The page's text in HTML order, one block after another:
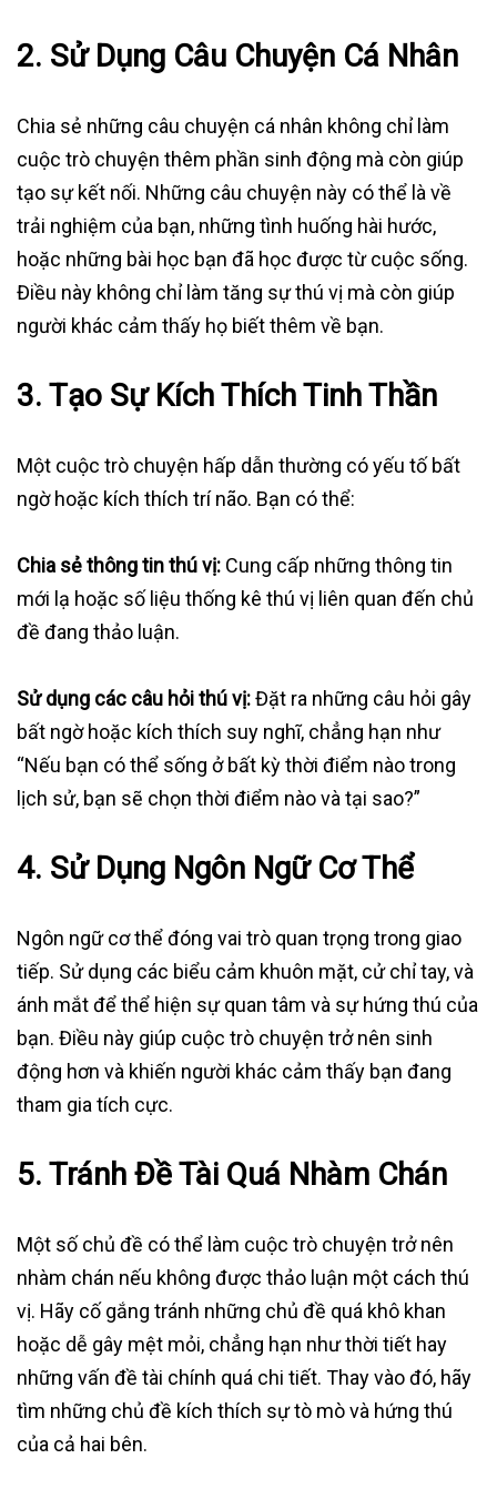
2. Sử Dụng Câu Chuyện Cá Nhân
Chia sẻ những câu chuyện cá nhân không chỉ làm
cuộc trò chuyện thêm phần sinh động mà còn giúp
tạo sự kết nối. Những câu chuyện này có thể là về
trải nghiệm của bạn, những tình huống hài hước,
hoặc những bài học bạn đã học được từ cuộc sống.
Điều này không chỉ làm tăng sự thú vị mà còn giúp
người khác cảm thấy họ biết thêm về bạn.
3. Tạo Sự Kích Thích Tinh Thần
Một cuộc trò chuyện hấp dẫn thường có yếu tố bất
ngờ hoặc kích thích trí não. Bạn có thể:
Chia sẻ thông tin thú vị: Cung cấp những thông tin
mới lạ hoặc số liệu thống kê thú vị liên quan đến chủ
đề đang thảo luận.
Sử dụng các câu hỏi thú vị:Đặt ra những câu hỏi gây
bất ngờ hoặc kích thích suy nghĩ, chẳng hạn như
“Nếu bạn có thể sống ở bất kỳ thời điểm nào trong
lịch sử, bạn sẽ chọn thời điểm nào và tại sao?”
4. Sử Dụng Ngôn Ngữ Cơ Thể
Ngôn ngữ cơ thể đóng vai trò quan trọng trong giao
tiếp. Sử dụng các biểu cảm khuôn mặt, cử chỉ tay, và
ánh mắt để thể hiện sự quan tâm và sự hứng thú của
bạn. Điều này giúp cuộc trò chuyện trở nên sinh
động hơn và khiến người khác cảm thấy bạn đang
tham gia tích cực.
5. Tránh Đề Tài Quá Nhàm Chán
Một số chủ đề có thể làm cuộc trò chuyện trở nên
nhàm chán nếu không được thảo luận một cách thú
vị. Hãy cố gắng tránh những chủ đề quá khô khan
hoặc dễ gây mệt mỏi, chẳng hạn như thời tiết hay
những vấn đề tài chính quá chi tiết. Thay vào đó, hãy
tìm những chủ đề kích thích sự tò mò và hứng thú
của cả hai bên.